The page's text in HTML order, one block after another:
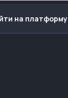
на платформу